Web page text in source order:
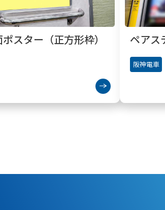
スター（正方形枠） ペアス
阪神電車